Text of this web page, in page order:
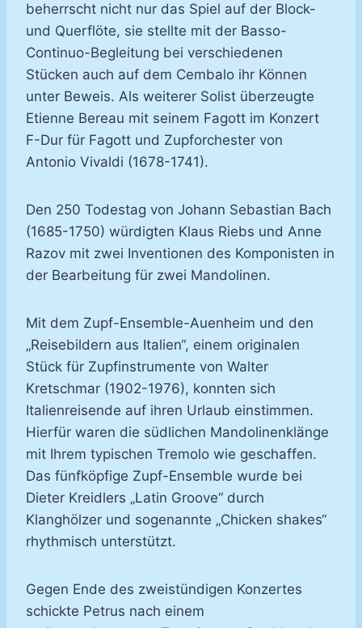
beherrscht nicht nur das Spiel auf der Block-
und Querflöte, sie stellte mit der Basso-
Continuo-Begleitung bei verschiedenen
Stücken auch auf dem Cembalo ihr Können
unter Beweis. Als weiterer Solist überzeugte
Etienne Bereau mit seinem Fagott im Konzert
F-Dur für Fagott und Zupforchester von
Antonio Vivaldi (1678-1741).
Den 250 Todestag von Johann Sebastian Bach
(1685-1750) würdigten Klaus Riebs und Anne
Razov mit zwei Inventionen des Komponisten in
der Bearbeitung für zwei Mandolinen.
Mit dem Zupf-Ensemble-Auenheim und den
„Reisebildern aus Italien“, einem originalen
Stück für Zupfinstrumente von Walter
Kretschmar (1902-1976), konnten sich
Italienreisende auf ihren Urlaub einstimmen.
Hierfür waren die südlichen Mandolinenklänge
mit Ihrem typischen Tremolo wie geschaffen.
Das fünfköpfige Zupf-Ensemble wurde bei
Dieter Kreidlers „Latin Groove“ durch
Klanghölzer und sogenannte „Chicken shakes“
rhythmisch unterstützt.
Gegen Ende des zweistündigen Konzertes
schickte Petrus nach einem